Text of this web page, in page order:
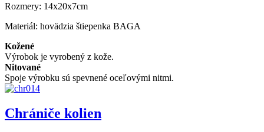
Rozmery: 14x20x7cm
Materiál: hovädzia štiepenka BAGA
Kožené
Výrobok je vyrobený z kože.
Nitované
Spoje výrobku sú spevnené oceľovými nitmi.
Chrániče kolien